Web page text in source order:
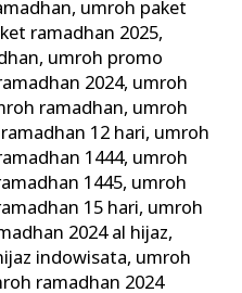
, umroh paket
ramadhan 2025,
, umroh promo
2024, umroh
ramadhan, umroh
12 hari, umroh
1444, umroh
1445, umroh
15 hari, umroh
2024 al hijaz,
indowisata, umroh
ramadhan 2024